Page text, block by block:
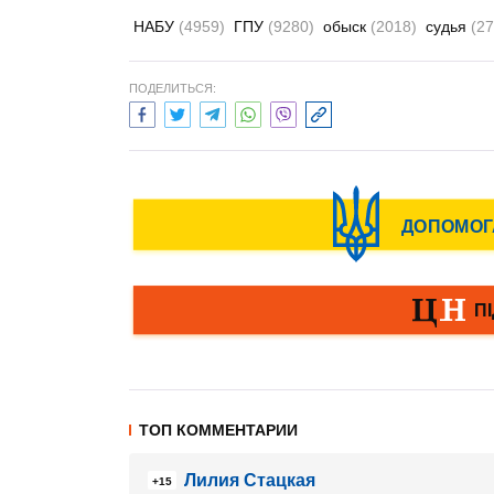
НАБУ (4959) ГПУ (9280) обыск (2018) судья
ПОДЕЛИТЬСЯ:
ТОП КОММЕНТАРИИ
+15
Лилия Стацкая